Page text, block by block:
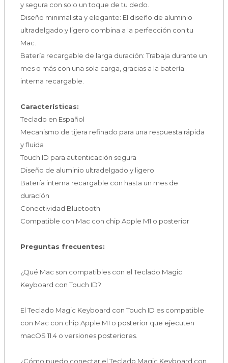
y segura con solo un toque de tu dedo.
Diseño minimalista y elegante: El diseño de aluminio
ultradelgado y ligero combina a la perfección con tu
Mac.
Batería recargable de larga duración: Trabaja durante un
mes o más con una sola carga, gracias a la batería
interna recargable.
Características:
Teclado en Español
Mecanismo de tijera refinado para una respuesta rápida
y fluida
Touch ID para autenticación segura
Diseño de aluminio ultradelgado y ligero
Batería interna recargable con hasta un mes de
duración
Conectividad Bluetooth
Compatible con Mac con chip Apple M1 o posterior
Preguntas frecuentes:
¿Qué Mac son compatibles con el Teclado Magic
Keyboard con Touch ID?
El Teclado Magic Keyboard con Touch ID es compatible
con Mac con chip Apple M1 o posterior que ejecuten
macOS 11.4 o versiones posteriores.
¿Cómo puedo conectar el Teclado Magic Keyboard con